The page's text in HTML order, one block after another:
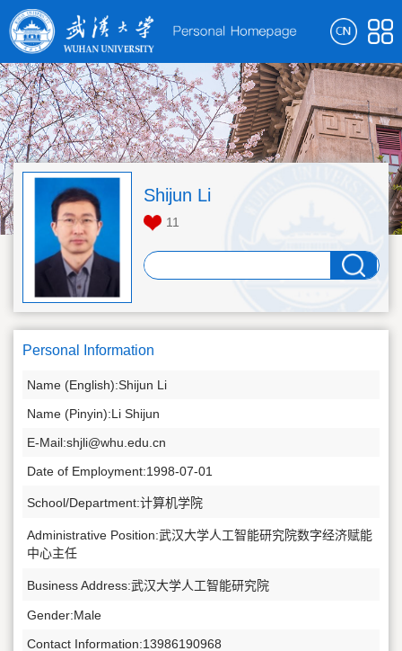
Shijun Li
11
Personal Information
Name (English):Shijun Li
Name (Pinyin):Li Shijun
E-Mail:shjli@whu.edu.cn
Date of Employment:1998-07-01
School/Department:计算机学院
Administrative Position:武汉大学人工智能研究院数字经济赋能
中心主任
Business Address:武汉大学人工智能研究院
Gender:Male
Contact Information:13986190968